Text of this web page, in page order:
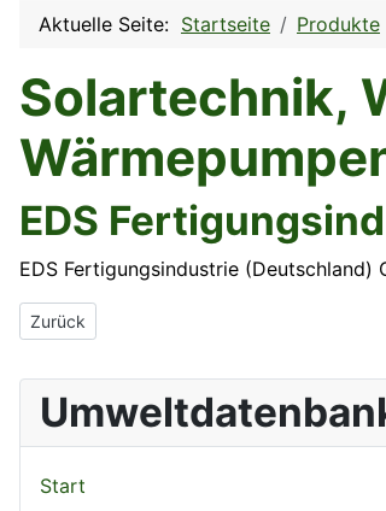
Aktuelle Seite: Startseite Produkte
Solartechnik,
EDS
EDS Fertigungsindustrie (Deutschland)
Vorheriger Beitrag: Durst CAD/Consulting
Zurück
Start